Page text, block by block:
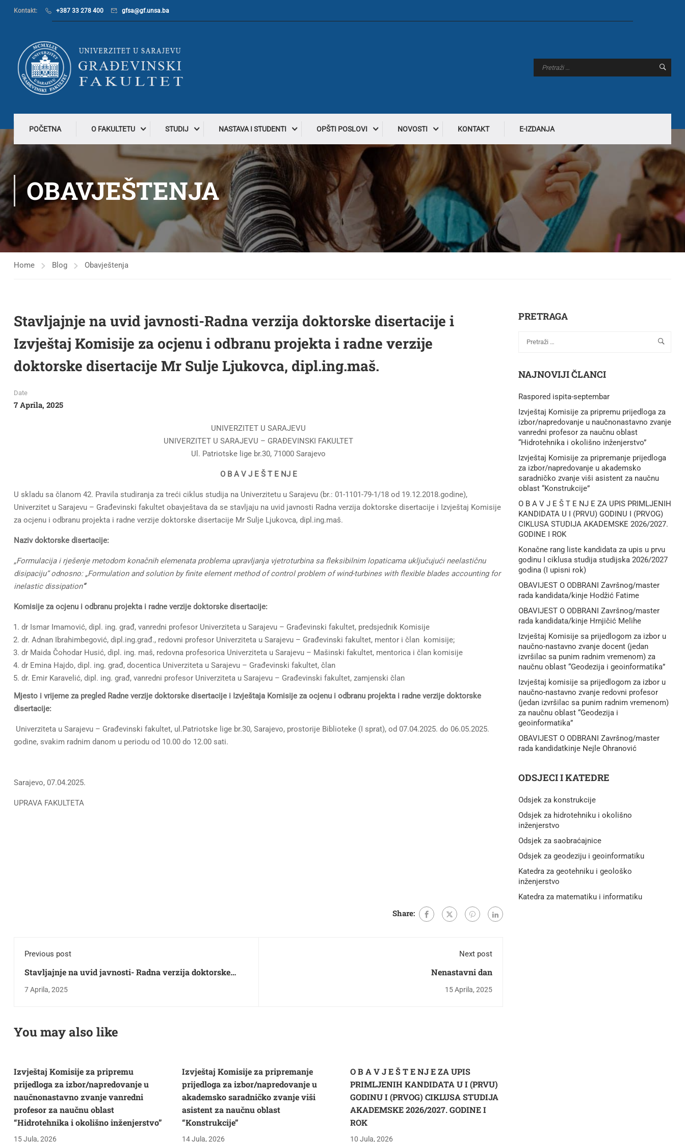
Kontakt: +387 33 278 400 gfsa@gf.unsa.ba
POČETNA O FAKULTETU STUDIJ NASTAVA I STUDENTI OPŠTI POSLOVI NOVOSTI KONTAKT E-IZDANJA
OBAVJEŠTENJA
Home Blog Obavještenja
Stavljajnje na uvid javnosti-Radna verzija doktorske disertacije i
Izvještaj Komisije za ocjenu i odbranu projekta i radne verzije
doktorske disertacije Mr Sulje Ljukovca, dipl.ing.maš.
Date
7 Aprila, 2025
UNIVERZITET U SARAJEVU
UNIVERZITET U SARAJEVU – GRAĐEVINSKI FAKULTET
Ul. Patriotske lige br.30, 71000 Sarajevo
O B A V J E Š T E NJ E
U skladu sa članom 42. Pravila studiranja za treći ciklus studija na Univerzitetu u Sarajevu (br.: 01-1101-79-1/18 od 19.12.2018.godine),
Univerzitet u Sarajevu – Građevinski fakultet obavještava da se stavljaju na uvid javnosti Radna verzija doktorske disertacije i Izvještaj Komisije
za ocjenu i odbranu projekta i radne verzije doktorske disertacije Mr Sulje Ljukovca, dipl.ing.maš.
Naziv doktorske disertacije:
„Formulacija i rješenje metodom konačnih elemenata problema upravljanja vjetroturbina sa fleksibilnim lopaticama uključujući neelastičnu
disipaciju“ odnosno: „Formulation and solution by finite element method of control problem of wind-turbines with flexible blades accounting for
inelastic dissipation“
Komisije za ocjenu i odbranu projekta i radne verzije doktorske disertacije:
dr Ismar Imamović, dipl. ing. građ, vanredni profesor Univerziteta u Sarajevu – Građevinski fakultet, predsjednik Komisije
dr. Adnan Ibrahimbegović, dipl.ing.građ., redovni profesor Univerziteta u Sarajevu – Građevinski fakultet, mentor i član komisije;
dr Maida Čohodar Husić, dipl. ing. maš, redovna profesorica Univerziteta u Sarajevu – Mašinski fakultet, mentorica i član komisije
dr Emina Hajdo, dipl. ing. građ, docentica Univerziteta u Sarajevu – Građevinski fakultet, član
dr. Emir Karavelić, dipl. ing. građ, vanredni profesor Univerziteta u Sarajevu – Građevinski fakultet, zamjenski član
Mjesto i vrijeme za pregled Radne verzije doktorske disertacije i Izvještaja Komisije za ocjenu i odbranu projekta i radne verzije doktorske
disertacije:
Univerziteta u Sarajevu – Građevinski fakultet, ul.Patriotske lige br.30, Sarajevo, prostorije Biblioteke (I sprat), od 07.04.2025. do 06.05.2025.
godine, svakim radnim danom u periodu od 10.00 do 12.00 sati.
Sarajevo, 07.04.2025.
UPRAVA FAKULTETA
Share:
Previous post
Stavljajnje na uvid javnosti- Radna verzija doktorske
disertacije i Izvještaj Komisije za ocjenu i odbranu
7 Aprila, 2025
Next post
Nenastavni dan
15 Aprila, 2025
You may also like
Izvještaj Komisije za pripremu
prijedloga za izbor/napredovanje u
naučnonastavno zvanje vanredni
profesor za naučnu oblast
“Hidrotehnika i okolišno inženjerstvo”
15 Jula, 2026
Izvještaj Komisije za pripremanje
prijedloga za izbor/napredovanje u
akademsko saradničko zvanje viši
asistent za naučnu oblast
“Konstrukcije”
14 Jula, 2026
O B A V J E Š T E NJ E ZA UPIS
PRIMLJENIH KANDIDATA U I (PRVU)
GODINU I (PRVOG) CIKLUSA STUDIJA
AKADEMSKE 2026/2027. GODINE I
ROK
10 Jula, 2026
PRETRAGA
NAJNOVIJI ČLANCI
Raspored ispita-septembar
Izvještaj Komisije za pripremu prijedloga za
izbor/napredovanje u naučnonastavno zvanje
vanredni profesor za naučnu oblast
“Hidrotehnika i okolišno inženjerstvo”
Izvještaj Komisije za pripremanje prijedloga
za izbor/napredovanje u akademsko
saradničko zvanje viši asistent za naučnu
oblast “Konstrukcije”
O B A V J E Š T E NJ E ZA UPIS PRIMLJENIH
KANDIDATA U I (PRVU) GODINU I (PRVOG)
CIKLUSA STUDIJA AKADEMSKE 2026/2027.
GODINE I ROK
Konačne rang liste kandidata za upis u prvu
godinu I ciklusa studija studijska 2026/2027
godina (I upisni rok)
OBAVIJEST O ODBRANI Završnog/master
rada kandidata/kinje Hodžić Fatime
OBAVIJEST O ODBRANI Završnog/master
rada kandidata/kinje Hrnjičić Melihe
Izvještaj Komisije sa prijedlogom za izbor u
naučno-nastavno zvanje docent (jedan
izvršilac sa punim radnim vremenom) za
naučnu oblast “Geodezija i geoinformatika”
Izvještaj komisije sa prijedlogom za izbor u
naučno-nastavno zvanje redovni profesor
(jedan izvršilac sa punim radnim vremenom)
za naučnu oblast “Geodezija i
geoinformatika”
OBAVIJEST O ODBRANI Završnog/master
rada kandidatkinje Nejle Ohranović
ODSJECI I KATEDRE
Odsjek za konstrukcije
Odsjek za hidrotehniku i okolišno
inženjerstvo
Odsjek za saobraćajnice
Odsjek za geodeziju i geoinformatiku
Katedra za geotehniku i geološko
inženjerstvo
Katedra za matematiku i informatiku